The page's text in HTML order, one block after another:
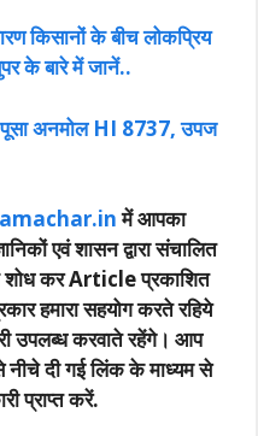
किसानों के बीच लोकप्रिय
के बारे में जानें..
पूसा अनमोल HI 8737, उपज
में आपका
एवं शासन द्वारा संचालित
शोध कर Article प्रकाशित
हमारा सहयोग करते रहिये
उपलब्ध करवाते रहेंगे। आप
नीचे दी गई लिंक के माध्यम से
प्राप्त करें.